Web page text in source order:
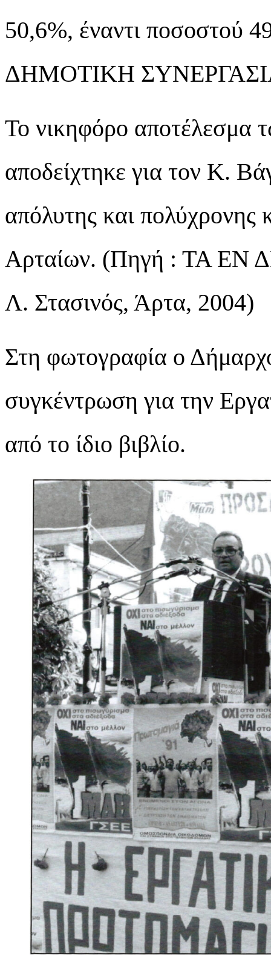
50,6%, έναντι ποσοστού
ΔΗΜΟΤΙΚΗ ΣΥΝΕΡΓΑΣΙΑ
Το νικηφόρο αποτέλεσμα
αποδείχτηκε για τον Κ.
απόλυτης και πολύχρονης
Αρταίων. (Πηγή : ΤΑ ΕΝ
Λ. Στασινός, Άρτα, 2004)
Στη φωτογραφία ο
συγκέντρωση για την
από το ίδιο βιβλίο.